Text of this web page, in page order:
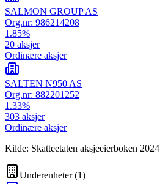
SALMON GROUP AS
Org.nr: 986214208
1.85%
20 aksjer
Ordinære aksjer
SALTEN N950 AS
Org.nr: 882201252
1.33%
303 aksjer
Ordinære aksjer
Kilde: Skatteetaten aksjeeierboken 2024
Underenheter(1)